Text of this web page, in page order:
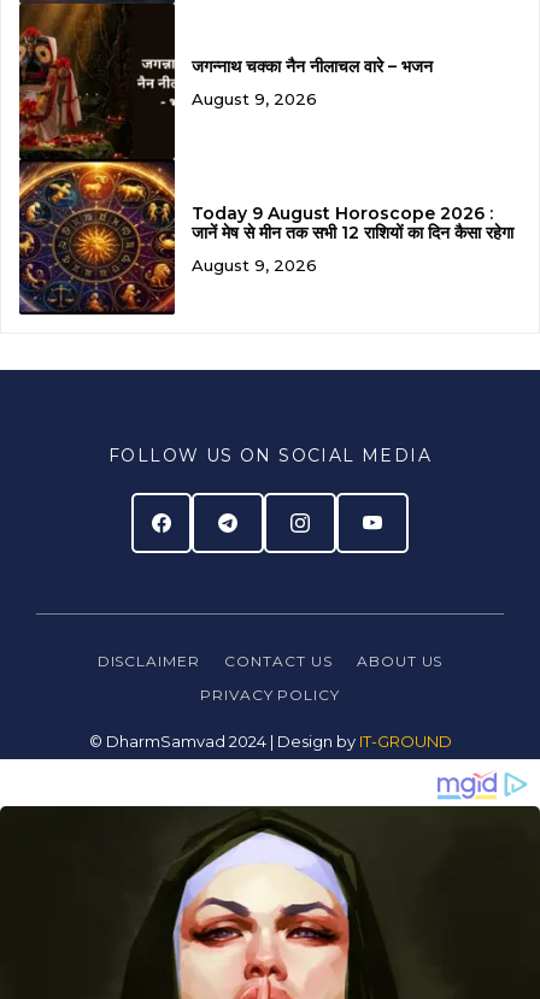
जगन्नाथ चक्का नैन नीलाचल वारे – भजन
August 9, 2026
Today 9 August Horoscope 2026 :
जानें मेष से मीन तक सभी 12 राशियों का दिन कैसा रहेगा
August 9, 2026
FOLLOW US ON SOCIAL MEDIA
DISCLAIMER CONTACT US
ABOUT US
PRIVACY POLICY
© DharmSamvad 2024 | Design byIT-GROUND